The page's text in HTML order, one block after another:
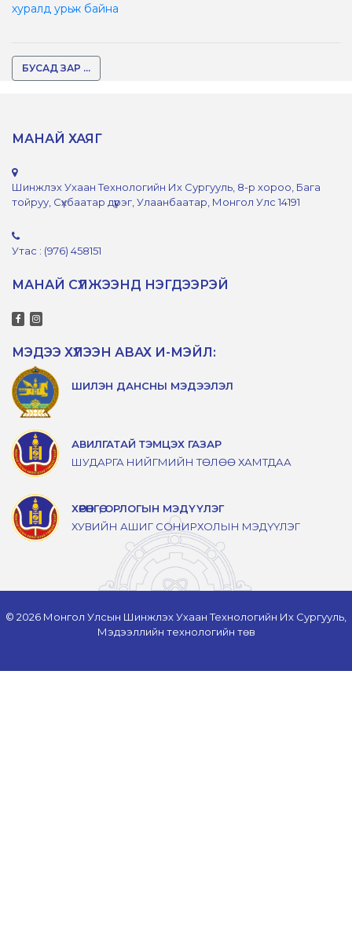
хуралд урьж байна
БУСАД ЗАР ...
МАНАЙ ХАЯГ
Шинжлэх Ухаан Технологийн Их Сургууль, 8-р хороо, Бага
тойруу, Сүхбаатар дүүрэг, Улаанбаатар, Монгол Улс 14191
Утас : (976) 458151
МАНАЙ СҮЛЖЭЭНД НЭГДЭЭРЭЙ
МЭДЭЭ ХҮЛЭЭН АВАХ И-МЭЙЛ:
ШИЛЭН ДАНСНЫ МЭДЭЭЛЭЛ
АВИЛГАТАЙ ТЭМЦЭХ ГАЗАР
ШУДАРГА НИЙГМИЙН ТӨЛӨӨ ХАМТДАА
ХӨРӨНГӨ, ОРЛОГЫН МЭДҮҮЛЭГ
ХУВИЙН АШИГ СОНИРХОЛЫН МЭДҮҮЛЭГ
© 2026 Монгол Улсын Шинжлэх Ухаан Технологийн Их Сургууль,
Мэдээллийн технологийн төв